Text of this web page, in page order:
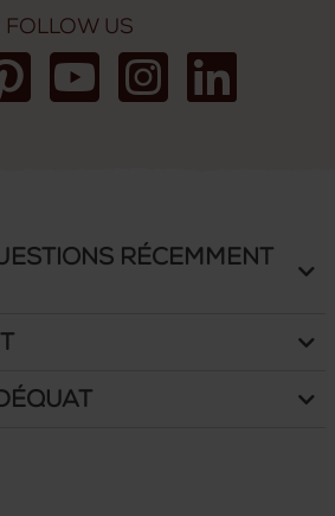
renforce non seulement la
D’après notre expérience,
sont robustes, plus longtemps vous
et de votre clôture.
Follow us
récemment